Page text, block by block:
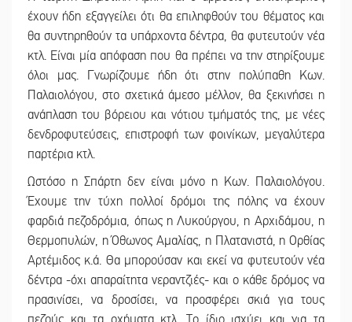
έχουν ήδη εξαγγείλει ότι θα επιληφθούν του θέματος και
θα συντηρηθούν τα υπάρχοντα δέντρα, θα φυτευτούν νέα
κτλ. Είναι μία απόφαση που θα πρέπει να την στηρίξουμε
όλοι μας. Γνωρίζουμε ήδη ότι στην πολύπαθη Κων.
Παλαιολόγου, στο σχετικά άμεσο μέλλον, θα ξεκινήσει η
ανάπλαση του βόρειου και νότιου τμήματός της, με νέες
δενδροφυτεύσεις, επιστροφή των φοινίκων, μεγαλύτερα
παρτέρια κτλ.
Ωστόσο η Σπάρτη δεν είναι μόνο η Κων. Παλαιολόγου.
Έχουμε την τύχη πολλοί δρόμοι της πόλης να έχουν
φαρδιά πεζοδρόμια, όπως η Λυκούργου, η Αρχιδάμου, η
Θερμοπυλών, η Όθωνος Αμαλίας, η Πλατανιστά, η Ορθίας
Αρτέμιδος κ.ά. Θα μπορούσαν και εκεί να φυτευτούν νέα
δέντρα -όχι απαραίτητα νεραντζιές- και ο κάθε δρόμος να
πρασινίσει, να δροσίσει, να προσφέρει σκιά για τους